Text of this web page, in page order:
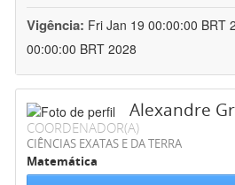
Vigência: Fri Jan 19 00:00:00 BRT
00:00:00 BRT 2028
Alexandre
COORDENADOR(A)
CIÊNCIAS EXATAS E DA TERRA
Matemática